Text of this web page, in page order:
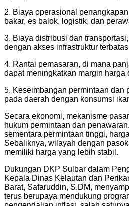
2. Biaya operasional
bakar, es balok, logistik, dan
3. Biaya distribusi dan
dengan akses infrastruktur
4. Rantai pemasaran, di mana
dapat meningkatkan margin harga
5. Keseimbangan permintaan dan
pada daerah dengan konsumsi
Secara ekonomi, mekanisme
hukum permintaan dan
sementara permintaan tinggi,
Sebaliknya, wilayah dengan
memiliki harga yang lebih stabil.
Dukungan DKP Sulbar dalam
Kepala Dinas Kelautan dan
Barat, Safaruddin, S.DM,
terus berupaya mendukung